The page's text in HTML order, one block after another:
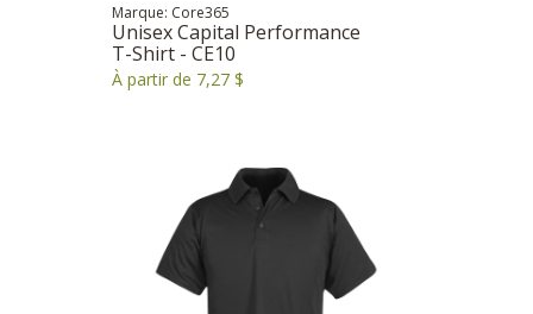
Marque: Core365
Unisex Capital Performance
T-Shirt - CE10
À partir de 7,27 $